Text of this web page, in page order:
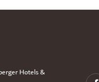
Hotels &